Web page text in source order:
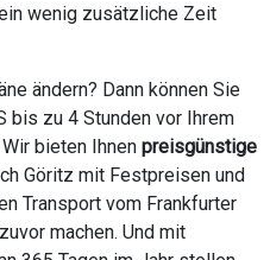
wenig zusätzliche Zeit
ändern? Dann können Sie
bis zu 4 Stunden vor Ihrem
bieten Ihnen preisgünstige
Göritz mit Festpreisen und
Transport vom Frankfurter
machen. Und mit